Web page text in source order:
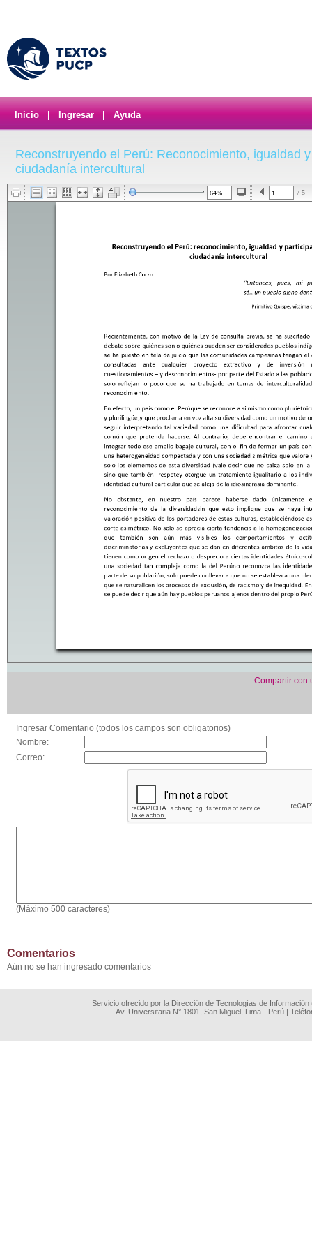
Inicio Ingresar Ayuda
Reconstruyendo el Perú: Reconocimiento, igualdad
ciudadanía intercultural
/ 5
Compartir con
Ingresar Comentario (todos los campos son obligatorios)
Nombre:
Correo:
(Máximo 500 caracteres)
Comentarios
Aún no se han ingresado comentarios
Servicio ofrecido por la Dirección de Tecnologías de
Av. Universitaria N° 1801, San Miguel, Lima - Perú |